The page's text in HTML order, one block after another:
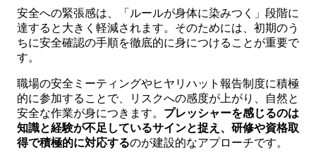
安全への緊張感は、「ルールが身体に染みつく」段階に
達すると大きく軽減されます。そのためには、初期のう
ちに安全確認の手順を徹底的に身につけることが重要で
す。
職場の安全ミーティングやヒヤリハット報告制度に積極
的に参加することで、リスクへの感度が上がり、自然と
安全な作業が身につきます。 プレッシャーを感じるのは
知識と経験が不足しているサインと捉え、研修や資格取
得で積極的に対応するのが建設的なアプローチです。